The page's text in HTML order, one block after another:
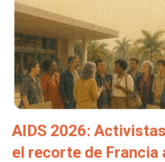
AIDS 2026:
el recorte de Francia